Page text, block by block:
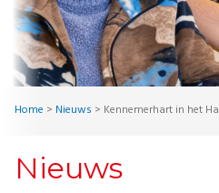
Home > Nieuws > Kennemerhart in het
Nieuws